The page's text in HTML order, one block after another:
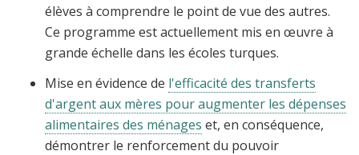
élèves à comprendre le point de vue des autres.
Ce programme est actuellement mis en œuvre à
grande échelle dans les écoles turques.
Mise en évidence de l'efficacité des transferts
d'argent aux mères pour augmenter les dépenses
alimentaires des ménages et, en conséquence,
démontrer le renforcement du pouvoir